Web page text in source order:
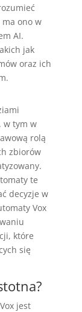
ono w
AI.
jak
oraz ich
w tym w
rolą
zbiorów
te
decyzje w
Vox
które
się
jest